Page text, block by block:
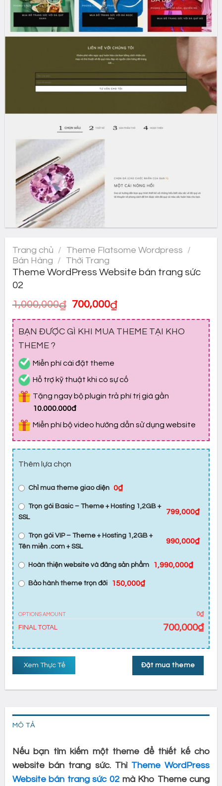
Trang chủ / Theme Flatsome Wordpress /
Bán Hàng / Thời Trang
Theme WordPress Website bán trang sức
02
1,000,000₫ Giá
là:
1,000,000₫.
700,000₫Giá
là:
BẠN ĐƯỢC GÌ KHI MUA THEME TẠI KHO
THEME ?
Miễn phí cài đặt theme
Hỗ trợ kỹ thuật khi có sự cố
Tặng ngay bộ plugin trả phí trị giá gần
10.000.000đ
Miễn phí bộ video hướng dẫn sử dụng website
Thêm lựa chọn
Chỉ mua theme giao diện 0₫
Trọn gói Basic – Theme + Hosting 1,2GB +
SSL
799,000₫
Trọn gói VIP – Theme + Hosting 1,2GB +
Tên miền .com + SSL
990,000₫
Hoàn thiện website và đăng sản phẩm 1,990,000₫
Bảo hành theme trọn đời 150,000₫
OPTIONS AMOUNT
0₫
FINAL TOTAL
700,000₫
Đặt mua theme
Xem Thực Tế
MÔ TẢ
Nếu bạn tìm kiếm một theme để thiết kế cho
website bán trang sức. Thì Theme WordPress
Website bán trang sức 02 mà Kho Theme cung